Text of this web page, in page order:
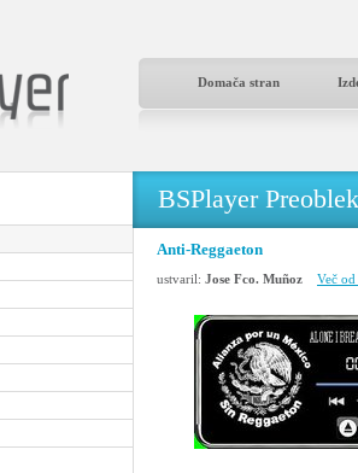
Domača stran
BSPlayer
Anti-Reggaeton
ustvaril: Jose Fco. Muñoz Več